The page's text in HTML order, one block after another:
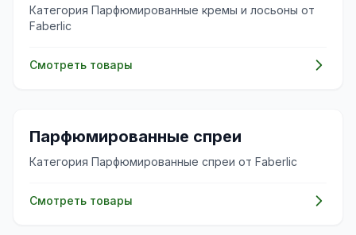
Категория Парфюмированные кремы и лосьоны от
Faberlic
Смотреть товары
🌸
Парфюмированные спреи
Категория Парфюмированные спреи от Faberlic
Смотреть товары